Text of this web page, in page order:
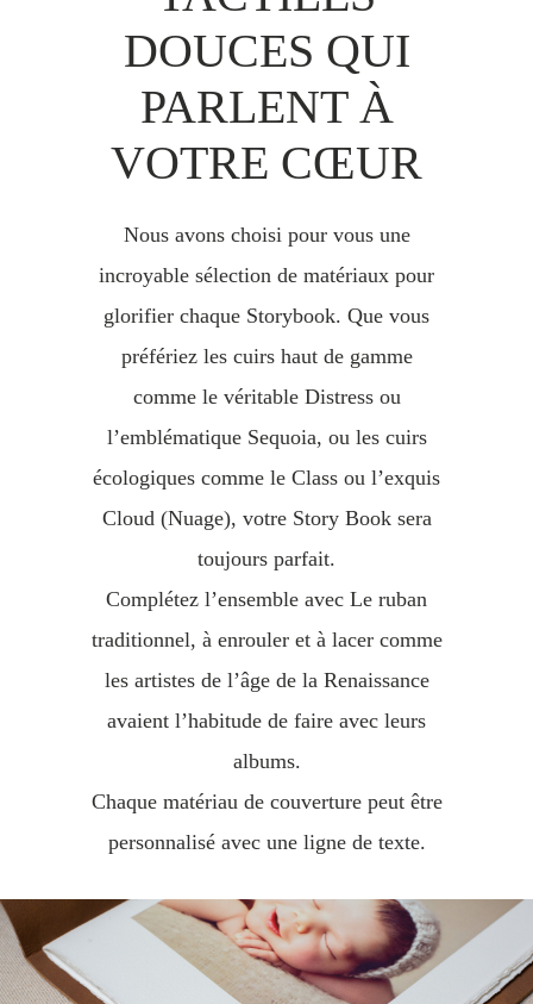
DOUCES QUI
PARLENT À
VOTRE CŒUR
Nous avons choisi pour vous une
incroyable sélection de matériaux pour
glorifier chaque Storybook. Que vous
préfériez les cuirs haut de gamme
comme le véritable Distress ou
l’emblématique Sequoia, ou les cuirs
écologiques comme le Class ou l’exquis
Cloud (Nuage), votre Story Book sera
toujours parfait.
Complétez l’ensemble avec Le ruban
traditionnel, à enrouler et à lacer comme
les artistes de l’âge de la Renaissance
avaient l’habitude de faire avec leurs
albums.
Chaque matériau de couverture peut être
personnalisé avec une ligne de texte.